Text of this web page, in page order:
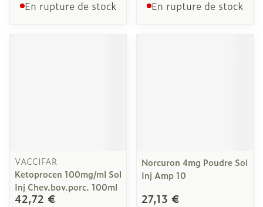
En rupture de stock En rupture de stock
VACCIFAR
Ketoprocen 100mg/ml Sol
Inj Chev.bov.porc. 100ml
42,72 €
Norcuron 4mg Poudre Sol
Inj Amp 10
27,13 €